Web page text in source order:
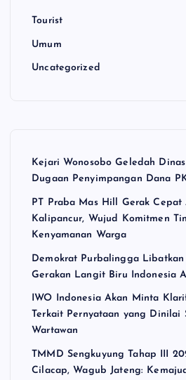
Tourist
Umum
Uncategorized
Kejari Wonosobo Geledah
Dugaan Penyimpangan Dana
PT Praba Mas Hill Gerak Cepat
Kalipancur, Wujud Komitmen
Kenyamanan Warga
Demokrat Purbalingga Libatkan
Gerakan Langit Biru Indonesia
IWO Indonesia Akan Minta
Terkait Pernyataan yang Dinilai
Wartawan
TMMD Sengkuyung Tahap III
Cilacap, Wagub Jateng: